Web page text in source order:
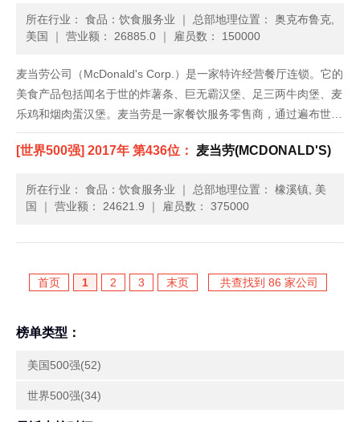
所在行业： 食品：饮食服务业 ｜ 总部地理位置： 奥克布鲁克,
美国
｜ 营业额： 26885.0 ｜ 雇员数： 150000
麦当劳公司（McDonald's Corp.）是一家特许经营餐厅连锁。它的
美食产品包括闻名于世的炸薯条、巨无霸汉堡、足三两牛肉堡、麦
乐鸡和烟肉蛋汉堡。麦当劳是一家餐饮服务零售商，通过遍布世界
各地的餐厅，每天为118个国家约5,000万人提供饮食服务。这家
公司成立于1948年，总部位于伊利诺伊州的欧克......
[世界500强] 2017年 第436位： 麦当劳(MCDONALD'S)
所在行业： 食品：饮食服务业 ｜ 总部地理位置： 橡溪镇, 美
国
｜ 营业额： 24621.9 ｜ 雇员数： 375000
首页 1 2 3 末页 共查找到 86 家公司
榜单类型：
美国500强(52)
世界500强(34)